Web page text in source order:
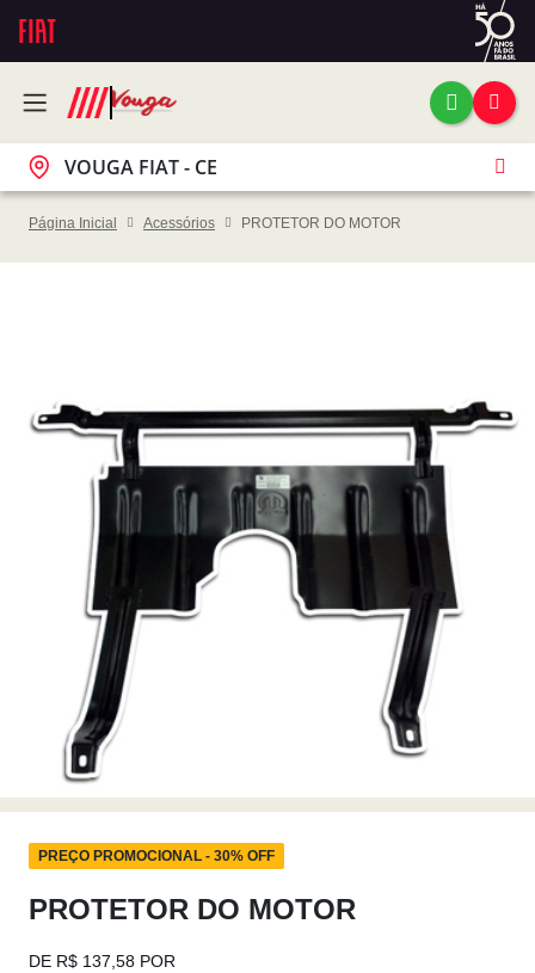
VOUGA FIAT - CE
Página Inicial Acessórios PROTETOR DO MOTOR
PREÇO PROMOCIONAL - 30% OFF
PROTETOR DO MOTOR
DE R$ 137,58 POR